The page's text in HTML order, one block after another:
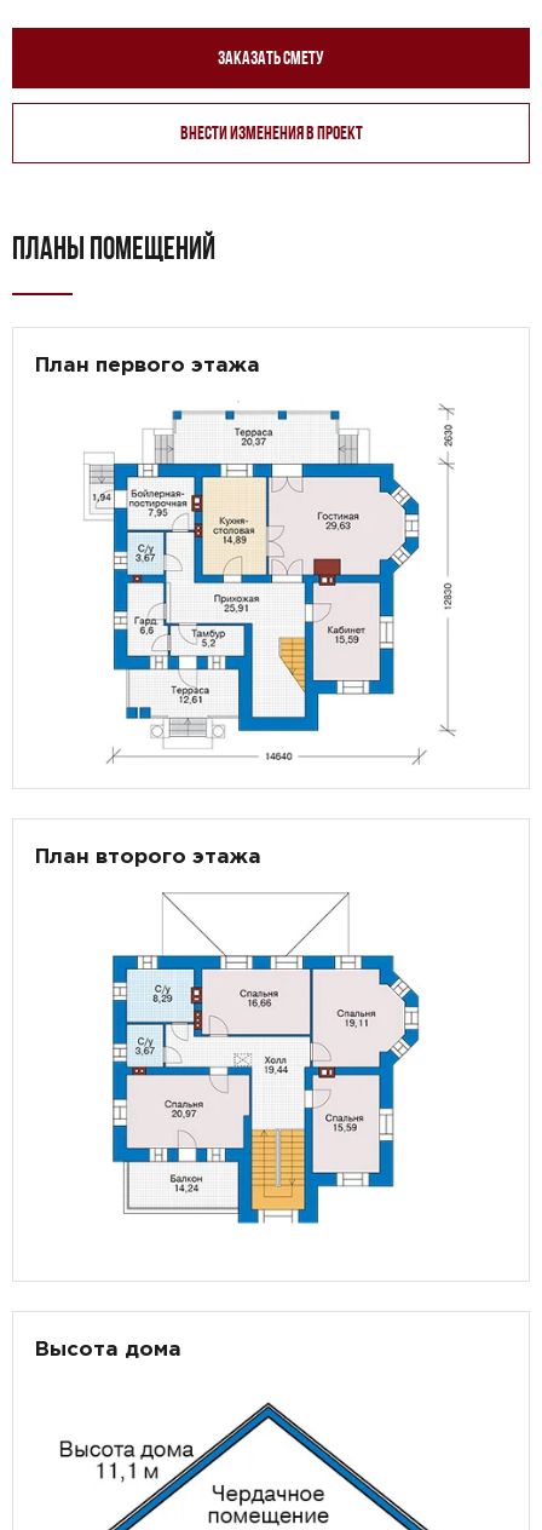
Заказать смету
Внести изменения в проект
ПЛАНЫ ПОМЕЩЕНИЙ
План первого этажа
План второго этажа
Высота дома